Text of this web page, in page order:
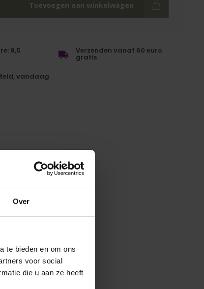
Over
te bieden en om ons
voor social
die u aan ze heeft
Toevoegen aan winkelwagen
9,5 Verzenden vanaf 60 euro
gratis
vandaag